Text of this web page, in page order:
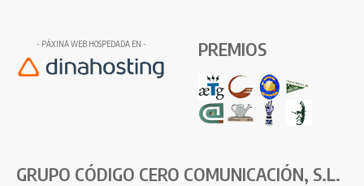
- PÁXINA WEB HOSPEDADA EN - PREMIOS
GRUPO CÓDIGO CERO COMUNICACIÓN, S.L.